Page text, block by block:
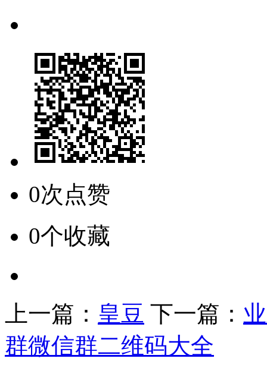
0次点赞
0个收藏
上一篇： 皇豆 下一篇：
群微信群二维码大全